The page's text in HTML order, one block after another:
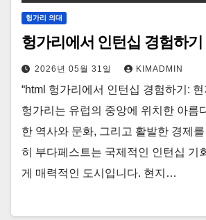
헝가리 의대
헝가리에서 인턴십 경험하기
2026년 05월 31일 KIMADMIN
“html 헝가리에서 인턴십 경험하기:
헝가리는 유럽의 중앙에 위치한 아름
한 역사와 문화, 그리고 활발한 경제
히 부다페스트는 국제적인 인턴십 기
게 매력적인 도시입니다. 현지…